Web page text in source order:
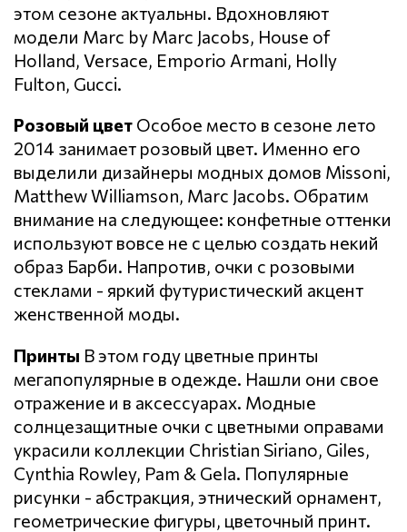
этом сезоне актуальны. Вдохновляют
модели Marc by Marc Jacobs, House of
Holland, Versace, Emporio Armani, Holly
Fulton, Gucci.
Розовый цвет Особое место в сезоне лето
2014 занимает розовый цвет. Именно его
выделили дизайнеры модных домов Missoni,
Matthew Williamson, Marc Jacobs. Обратим
внимание на следующее: конфетные оттенки
используют вовсе не с целью создать некий
образ Барби. Напротив, очки с розовыми
стеклами - яркий футуристический акцент
женственной моды.
Принты В этом году цветные принты
мегапопулярные в одежде. Нашли они свое
отражение и в аксессуарах. Модные
солнцезащитные очки с цветными оправами
украсили коллекции Christian Siriano, Giles,
Cynthia Rowley, Pam & Gela. Популярные
рисунки - абстракция, этнический орнамент,
геометрические фигуры, цветочный принт.